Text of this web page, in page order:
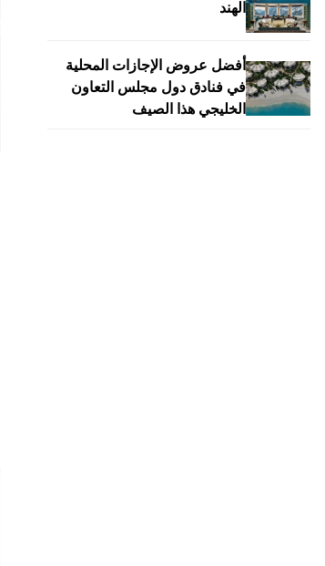
الهند
أفضل عروض الإجازات المحلية
في فنادق دول مجلس التعاون
الخليجي هذا الصيف